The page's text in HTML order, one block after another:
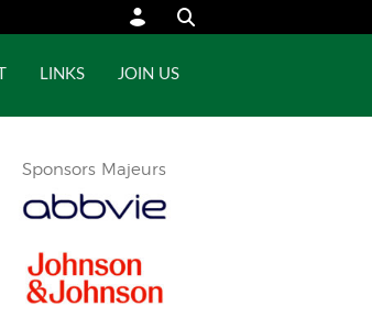
LINKS JOIN US
Sponsors Majeurs